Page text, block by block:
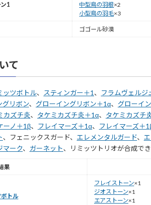
1
中型鳥の羽根×2
小型鳥の羽毛×3
ゴゴール砂漠
て
ッツボトル、 スティンガー＋1 、 フラムヴェルジ
グリボン、 グローイングリボン＋1α、 グローイ
カズチ炎、 タケミカズチ炎＋1α、 タケミカズチ
ーノ＋1β、 フレイマーズ＋1α、 フレイマーズ＋
、フェニックスガード、 エレメンタルガード、
マーク、 ガーネット、リミッツトリオが合成でき
果
トル
フレイストーン×1
ジオストーン×1
エアストーン×1